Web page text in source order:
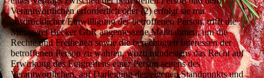
Verantwortlichen erforderlich oder (2) erfolgt sie mit
ausdrücklicher Einwilligung der betroffenen Person, trifft die
Metzgerei Becker GbR angemessene Maßnahmen, um die
Rechte und Freiheiten sowie die berechtigten Interessen der
betroffenen Person zu wahren, wozu mindestens das Recht auf
Erwirkung des Eingreifens einer Person seitens des
Verantwortlichen, auf Darlegung des eigenen Standpunkts und